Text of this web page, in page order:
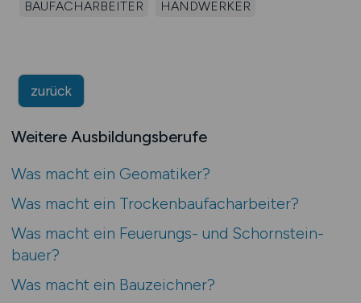
BAUFACHARBEITER HANDWERKER
zurück
Weitere Ausbildungsberufe
Was macht ein Geo­matiker?
Was macht ein Trocken­bau­fach­arbeiter?
Was macht ein Feuerungs- und Schorn­stein­
bauer?
Was macht ein Bauzeichner?